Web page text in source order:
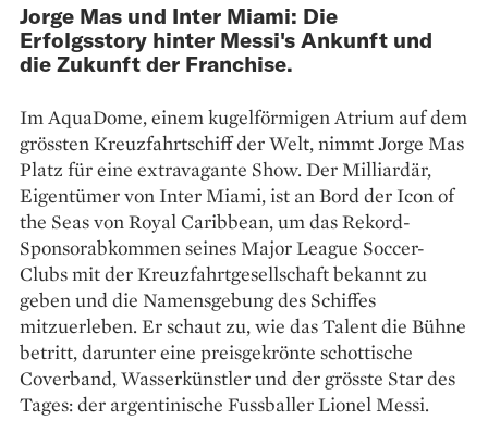
Jorge Mas und Inter Miami: Die
Erfolgsstory hinter Messi's Ankunft und
die Zukunft der Franchise.
Im AquaDome, einem kugelförmigen Atrium auf dem
grössten Kreuzfahrtschiff der Welt, nimmt Jorge Mas
Platz für eine extravagante Show. Der Milliardär,
Eigentümer von Inter Miami, ist an Bord der Icon of
the Seas von Royal Caribbean, um das Rekord-
Sponsorabkommen seines Major League Soccer-
Clubs mit der Kreuzfahrtgesellschaft bekannt zu
geben und die Namensgebung des Schiffes
mitzuerleben. Er schaut zu, wie das Talent die Bühne
betritt, darunter eine preisgekrönte schottische
Coverband, Wasserkünstler und der grösste Star des
Tages: der argentinische Fussballer Lionel Messi.